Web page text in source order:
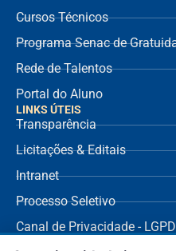
Cursos Técnicos
Programa Senac de
Rede de Talentos
Portal do Aluno
LINKS ÚTEIS
Transparência
Licitações & Editais
Intranet
Processo Seletivo
Canal de Privacidade - LGPD